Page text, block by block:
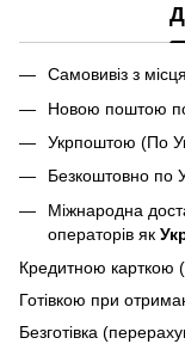
Самовивіз з
Новою поштою по
Укрпоштою (По
Безкоштовно по
Міжнародна
операторів як
Кредитною карткою
Готівкою при
Безготівка